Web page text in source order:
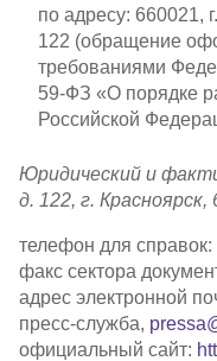
Проекты
Контакты
по адресу: 660021,
122 (обращение
требованиями
59-ФЗ «О порядке
Российской
Юридический и
д. 122, г. Красноярск,
телефон для
факс сектора
адрес электронной
пресс-служба,
официальный сайт: